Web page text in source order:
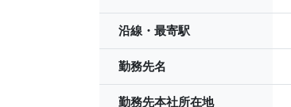
沿線・最寄駅
勤務先名
勤務先本社所在地